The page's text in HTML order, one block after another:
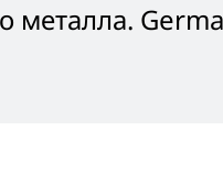
металла.